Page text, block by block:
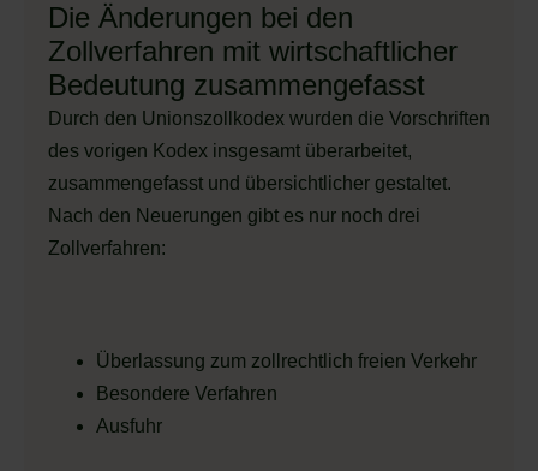
Die Änderungen bei den
Zollverfahren mit wirtschaftlicher
Bedeutung zusammengefasst
Durch den Unionszollkodex wurden die Vorschriften
des vorigen Kodex insgesamt überarbeitet,
zusammengefasst und übersichtlicher gestaltet.
Nach den Neuerungen gibt es nur noch drei
Zollverfahren:
Überlassung zum zollrechtlich freien Verkehr
Besondere Verfahren
Ausfuhr